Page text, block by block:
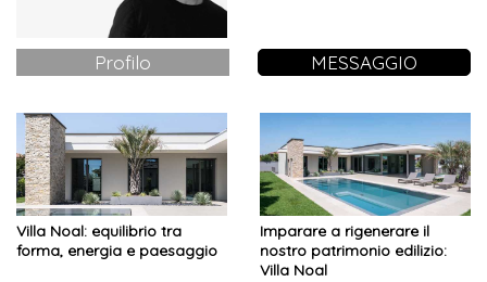
Profilo MESSAGGIO
Villa Noal: equilibrio tra
forma, energia e paesaggio
Imparare a rigenerare il
nostro patrimonio edilizio:
Villa Noal